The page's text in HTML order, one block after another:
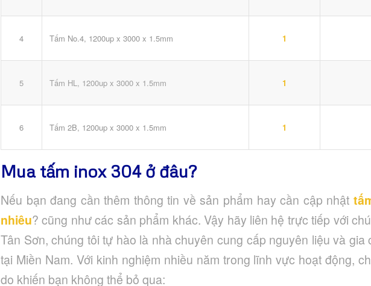
4 Tấm No.4, 1200up x 3000 x 1.5mm 1
5 Tấm HL, 1200up x 3000 x 1.5mm 1
6 Tấm 2B, 1200up x 3000 x 1.5mm 1
Mua tấm inox 304 ở đâu?
Nếu bạn đang cần thêm thông tin về sản phẩm hay cần cập nhật
nhiêu? cũng như các sản phẩm khác. Vậy hãy liên hệ trực tiếp với
Tân Sơn, chúng tôi tự hào là nhà chuyên cung cấp nguyên liệu và gia
tại Miền Nam. Với kinh nghiệm nhiều năm trong lĩnh vực hoạt động,
do khiến bạn không thể bỏ qua: